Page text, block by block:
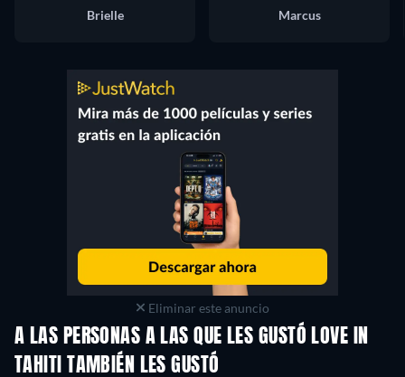
Brielle
Marcus
Eliminar este anuncio
A LAS PERSONAS A LAS QUE LES GUSTÓ LOVE IN
TAHITI TAMBIÉN LES GUSTÓ